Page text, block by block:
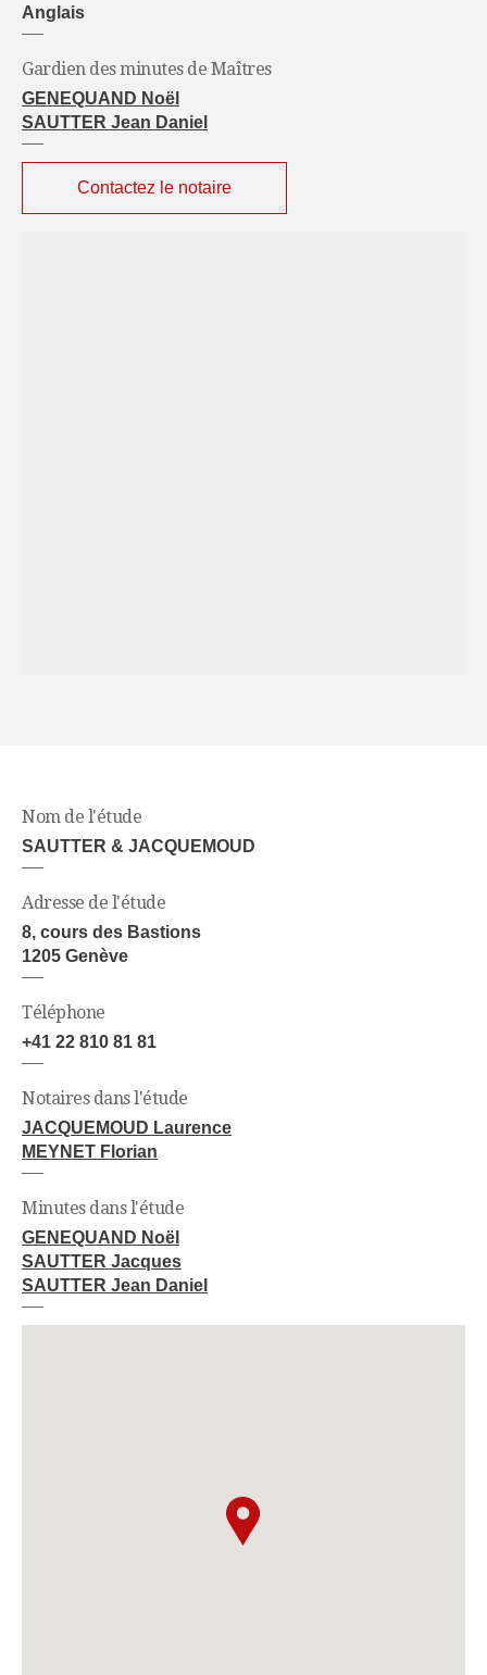
Anglais
Gardien des minutes de Maîtres
GENEQUAND Noël
SAUTTER Jean Daniel
Contactez le notaire
Nom de l'étude
SAUTTER & JACQUEMOUD
Adresse de l'étude
8, cours des Bastions
1205 Genève
Téléphone
+41 22 810 81 81
Notaires dans l'étude
JACQUEMOUD Laurence
MEYNET Florian
Minutes dans l'étude
GENEQUAND Noël
SAUTTER Jacques
SAUTTER Jean Daniel